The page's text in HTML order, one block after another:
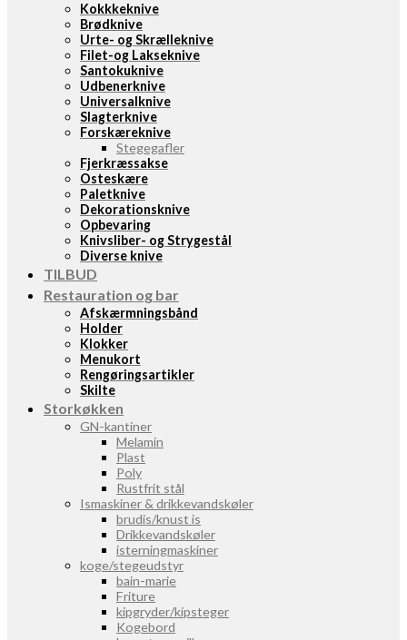
Kokkkeknive
Brødknive
Urte- og Skrælleknive
Filet-og Lakseknive
Santokuknive
Udbenerknive
Universalknive
Slagterknive
Forskæreknive
Stegegafler
Fjerkræssakse
Osteskære
Paletknive
Dekorationsknive
Opbevaring
Knivsliber- og Strygestål
Diverse knive
TILBUD
Restauration og bar
Afskærmningsbånd
Holder
Klokker
Menukort
Rengøringsartikler
Skilte
Storkøkken
GN-kantiner
Melamin
Plast
Poly
Rustfrit stål
Ismaskiner & drikkevandskøler
brudis/knust is
Drikkevandskøler
isterningmaskiner
koge/stegeudstyr
bain-marie
Friture
kipgryder/kipsteger
Kogebord